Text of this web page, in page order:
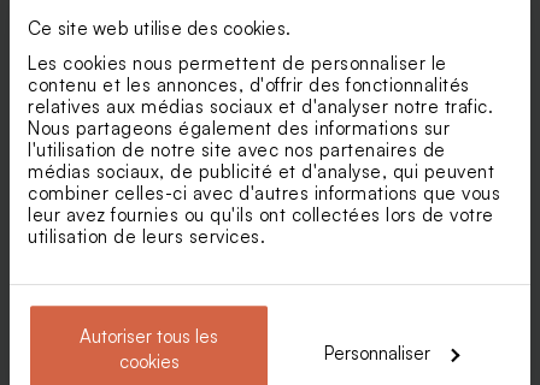
Ce site web utilise des cookies.
Les cookies nous permettent de personnaliser le
contenu et les annonces, d'offrir des fonctionnalités
relatives aux médias sociaux et d'analyser notre trafic.
Nous partageons également des informations sur
l'utilisation de notre site avec nos partenaires de
médias sociaux, de publicité et d'analyse, qui peuvent
combiner celles-ci avec d'autres informations que vous
leur avez fournies ou qu'ils ont collectées lors de votre
utilisation de leurs services.
Autoriser tous les
cookies
Personnaliser